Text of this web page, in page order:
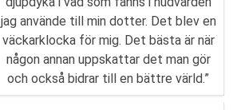
jag använde till min dotter. Det blev en
väckarklocka för mig. Det bästa är när
någon annan uppskattar det man gör
och också bidrar till en bättre värld.”